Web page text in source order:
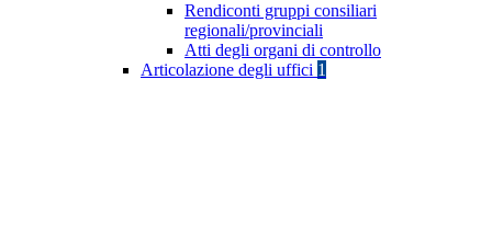
Rendiconti gruppi consiliari
regionali/provinciali
Atti degli organi di controllo
Articolazione degli uffici 1